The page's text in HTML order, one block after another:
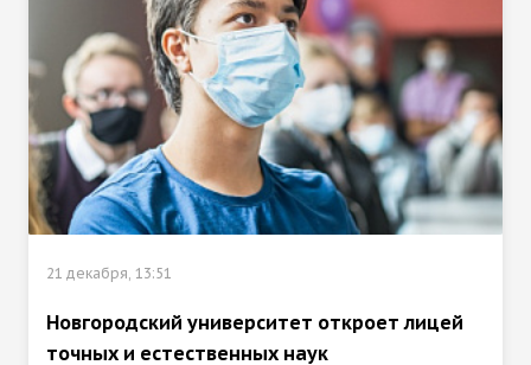
21 декабря, 13:51
Новгородский университет откроет лицей
точных и естественных наук